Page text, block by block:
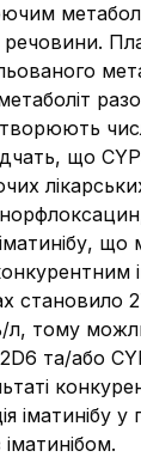
що
що
становило
тому
та/або
іматинібу